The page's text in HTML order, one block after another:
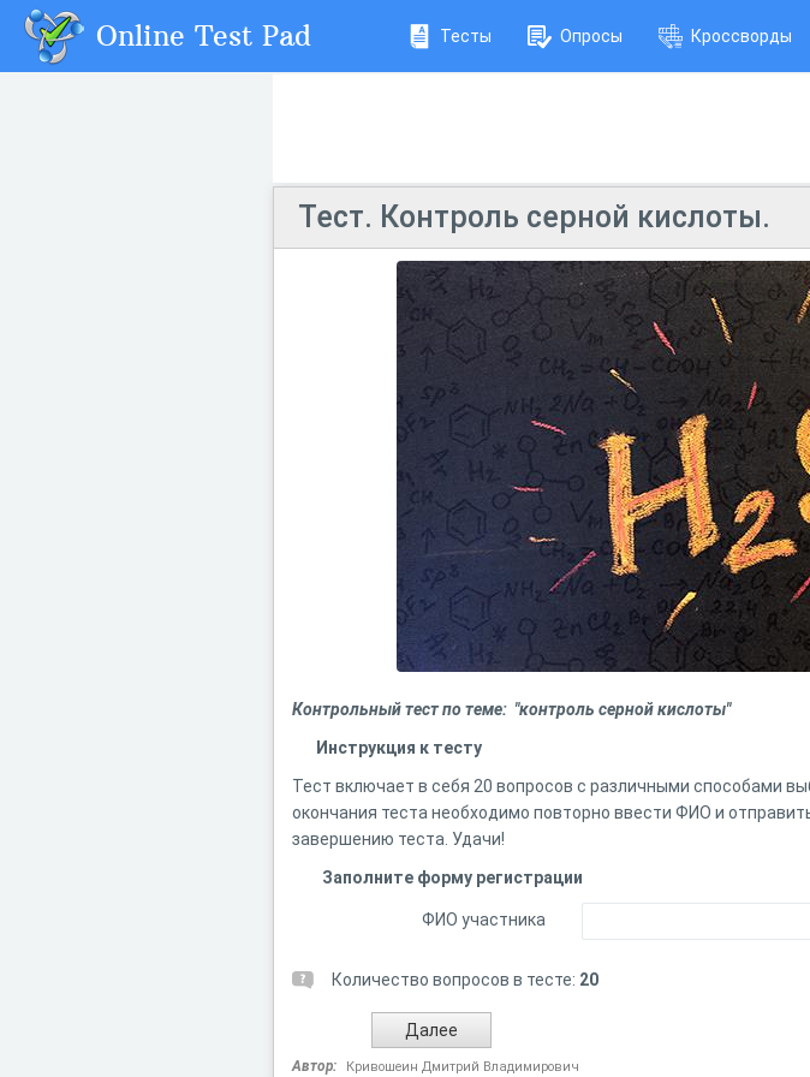
Online Test Pad Тесты Опросы Кроссворды
Тест. Контроль серной кислоты.
Контрольный тест по теме: "контроль серной кислоты"
Инструкция к тесту
Тест включает в себя 20 вопросов с различными способами
окончания теста необходимо повторно ввести ФИО и
завершению теста. Удачи!
Заполните форму регистрации
ФИО участника
Количество вопросов в тесте: 20
Автор: Кривошеин Дмитрий Владимирович